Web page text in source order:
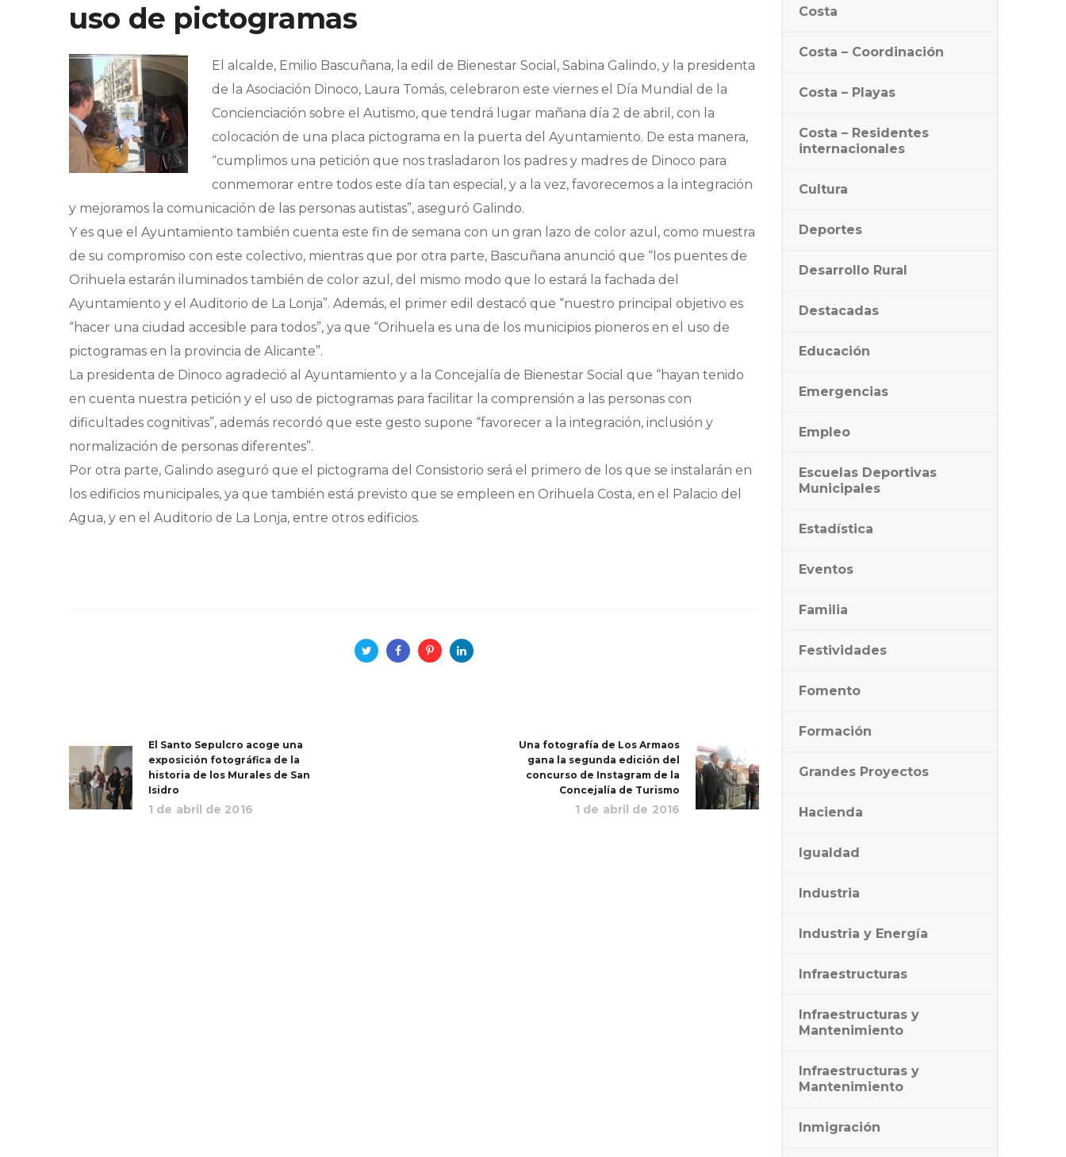
uso de pictogramas
El alcalde, Emilio Bascuñana, la edil de Bienestar Social, Sabina Galindo, y la presidenta
de la Asociación Dinoco, Laura Tomás, celebraron este viernes el Día Mundial de la
Concienciación sobre el Autismo, que tendrá lugar mañana día 2 de abril, con la
colocación de una placa pictograma en la puerta del Ayuntamiento. De esta manera,
“cumplimos una petición que nos trasladaron los padres y madres de Dinoco para
conmemorar entre todos este día tan especial, y a la vez, favorecemos a la integración
y mejoramos la comunicación de las personas autistas”, aseguró Galindo.
Y es que el Ayuntamiento también cuenta este fin de semana con un gran lazo de color azul, como muestra
de su compromiso con este colectivo, mientras que por otra parte, Bascuñana anunció que “los puentes de
Orihuela estarán iluminados también de color azul, del mismo modo que lo estará la fachada del
Ayuntamiento y el Auditorio de La Lonja”. Además, el primer edil destacó que “nuestro principal objetivo es
“hacer una ciudad accesible para todos”, ya que “Orihuela es una de los municipios pioneros en el uso de
pictogramas en la provincia de Alicante”.
La presidenta de Dinoco agradeció al Ayuntamiento y a la Concejalía de Bienestar Social que “hayan tenido
en cuenta nuestra petición y el uso de pictogramas para facilitar la comprensión a las personas con
dificultades cognitivas”, además recordó que este gesto supone “favorecer a la integración, inclusión y
normalización de personas diferentes”.
Por otra parte, Galindo aseguró que el pictograma del Consistorio será el primero de los que se instalarán en
los edificios municipales, ya que también está previsto que se empleen en Orihuela Costa, en el Palacio del
Agua, y en el Auditorio de La Lonja, entre otros edificios.
El Santo Sepulcro acoge una
exposición fotográfica de la
historia de los Murales de San
Isidro
1 de abril de 2016
Una fotografía de Los Armaos
gana la segunda edición del
concurso de Instagram de la
Concejalía de Turismo
1 de abril de 2016
Costa
Costa – Coordinación
Costa – Playas
Costa – Residentes
internacionales
Cultura
Deportes
Desarrollo Rural
Destacadas
Educación
Emergencias
Empleo
Escuelas Deportivas
Municipales
Estadística
Eventos
Familia
Festividades
Fomento
Formación
Grandes Proyectos
Hacienda
Igualdad
Industria
Industria y Energía
Infraestructuras
Infraestructuras y
Mantenimiento
Infraestructuras y
Mantenimiento
Inmigración